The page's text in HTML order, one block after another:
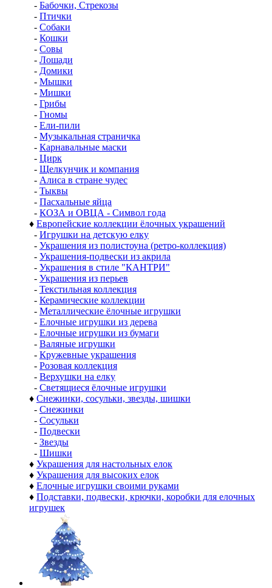
- Бабочки, Стрекозы
- Птички
- Собаки
- Кошки
- Совы
- Лошади
- Домики
- Мышки
- Мишки
- Грибы
- Гномы
- Ели-пили
- Музыкальная страничка
- Карнавальные маски
- Цирк
- Щелкунчик и компания
- Алиса в стране чудес
- Тыквы
- Пасхальные яйца
- КОЗА и ОВЦА - Символ года
♦ Европейские коллекции ёлочных украшений
- Игрушки на детскую елку
- Украшения из полистоуна (ретро-коллекция)
- Украшения-подвески из акрила
- Украшения в стиле "КАНТРИ"
- Украшения из перьев
- Текстильная коллекция
- Керамические коллекции
- Металлические ёлочные игрушки
- Елочные игрушки из дерева
- Елочные игрушки из бумаги
- Валяные игрушки
- Кружевные украшения
- Розовая коллекция
- Верхушки на елку
- Светящиеся ёлочные игрушки
♦ Снежинки, сосульки, звезды, шишки
- Снежинки
- Сосульки
- Подвески
- Звезды
- Шишки
♦ Украшения для настольных елок
♦ Украшения для высоких елок
♦ Елочные игрушки своими руками
♦ Подставки, подвески, крючки, коробки для елочных
игрушек